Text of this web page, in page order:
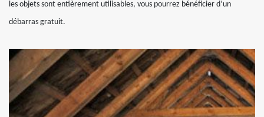
les objets sont entièrement utilisables, vous pourrez bénéficier d’un
débarras gratuit.